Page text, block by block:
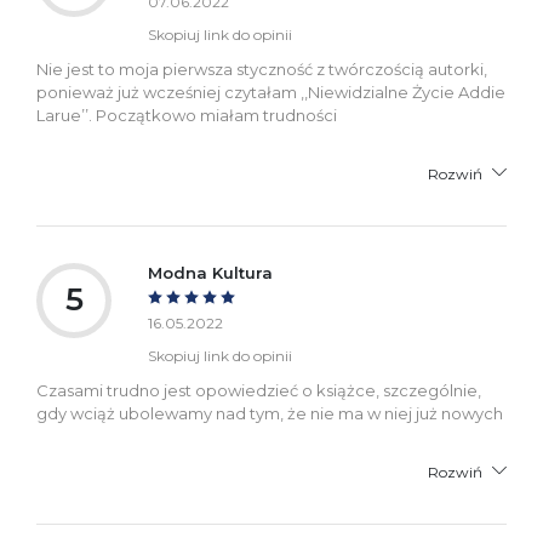
Skopiuj link do opinii
Nie jest to moja pierwsza styczność z twórczością autorki,
ponieważ już wcześniej czytałam ,,Niewidzialne Życie Addie
Larue’’. Początkowo miałam trudności
Rozwiń
5
Modna Kultura
16.05.2022
Skopiuj link do opinii
Czasami trudno jest opowiedzieć o książce, szczególnie,
gdy wciąż ubolewamy nad tym, że nie ma w niej już nowych
Rozwiń